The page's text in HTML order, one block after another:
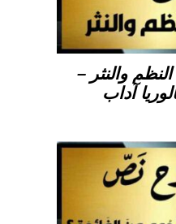
والنثر –
آداب